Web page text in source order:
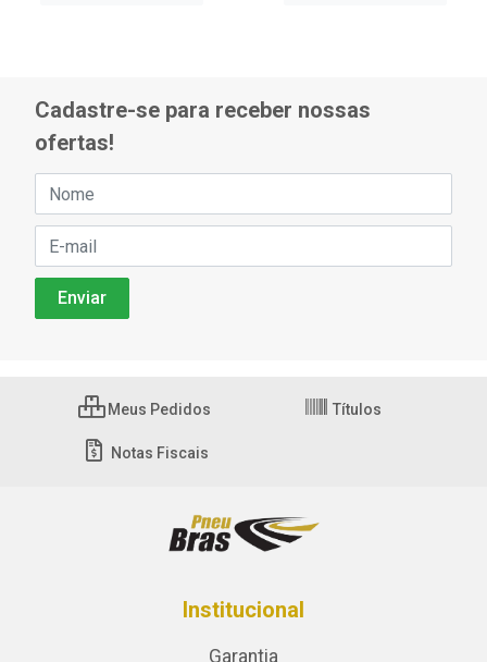
Cadastre-se para receber nossas
ofertas!
Meus Pedidos Títulos
Notas Fiscais
Institucional
Garantia